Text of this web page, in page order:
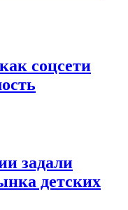
соцсети
задали
детских